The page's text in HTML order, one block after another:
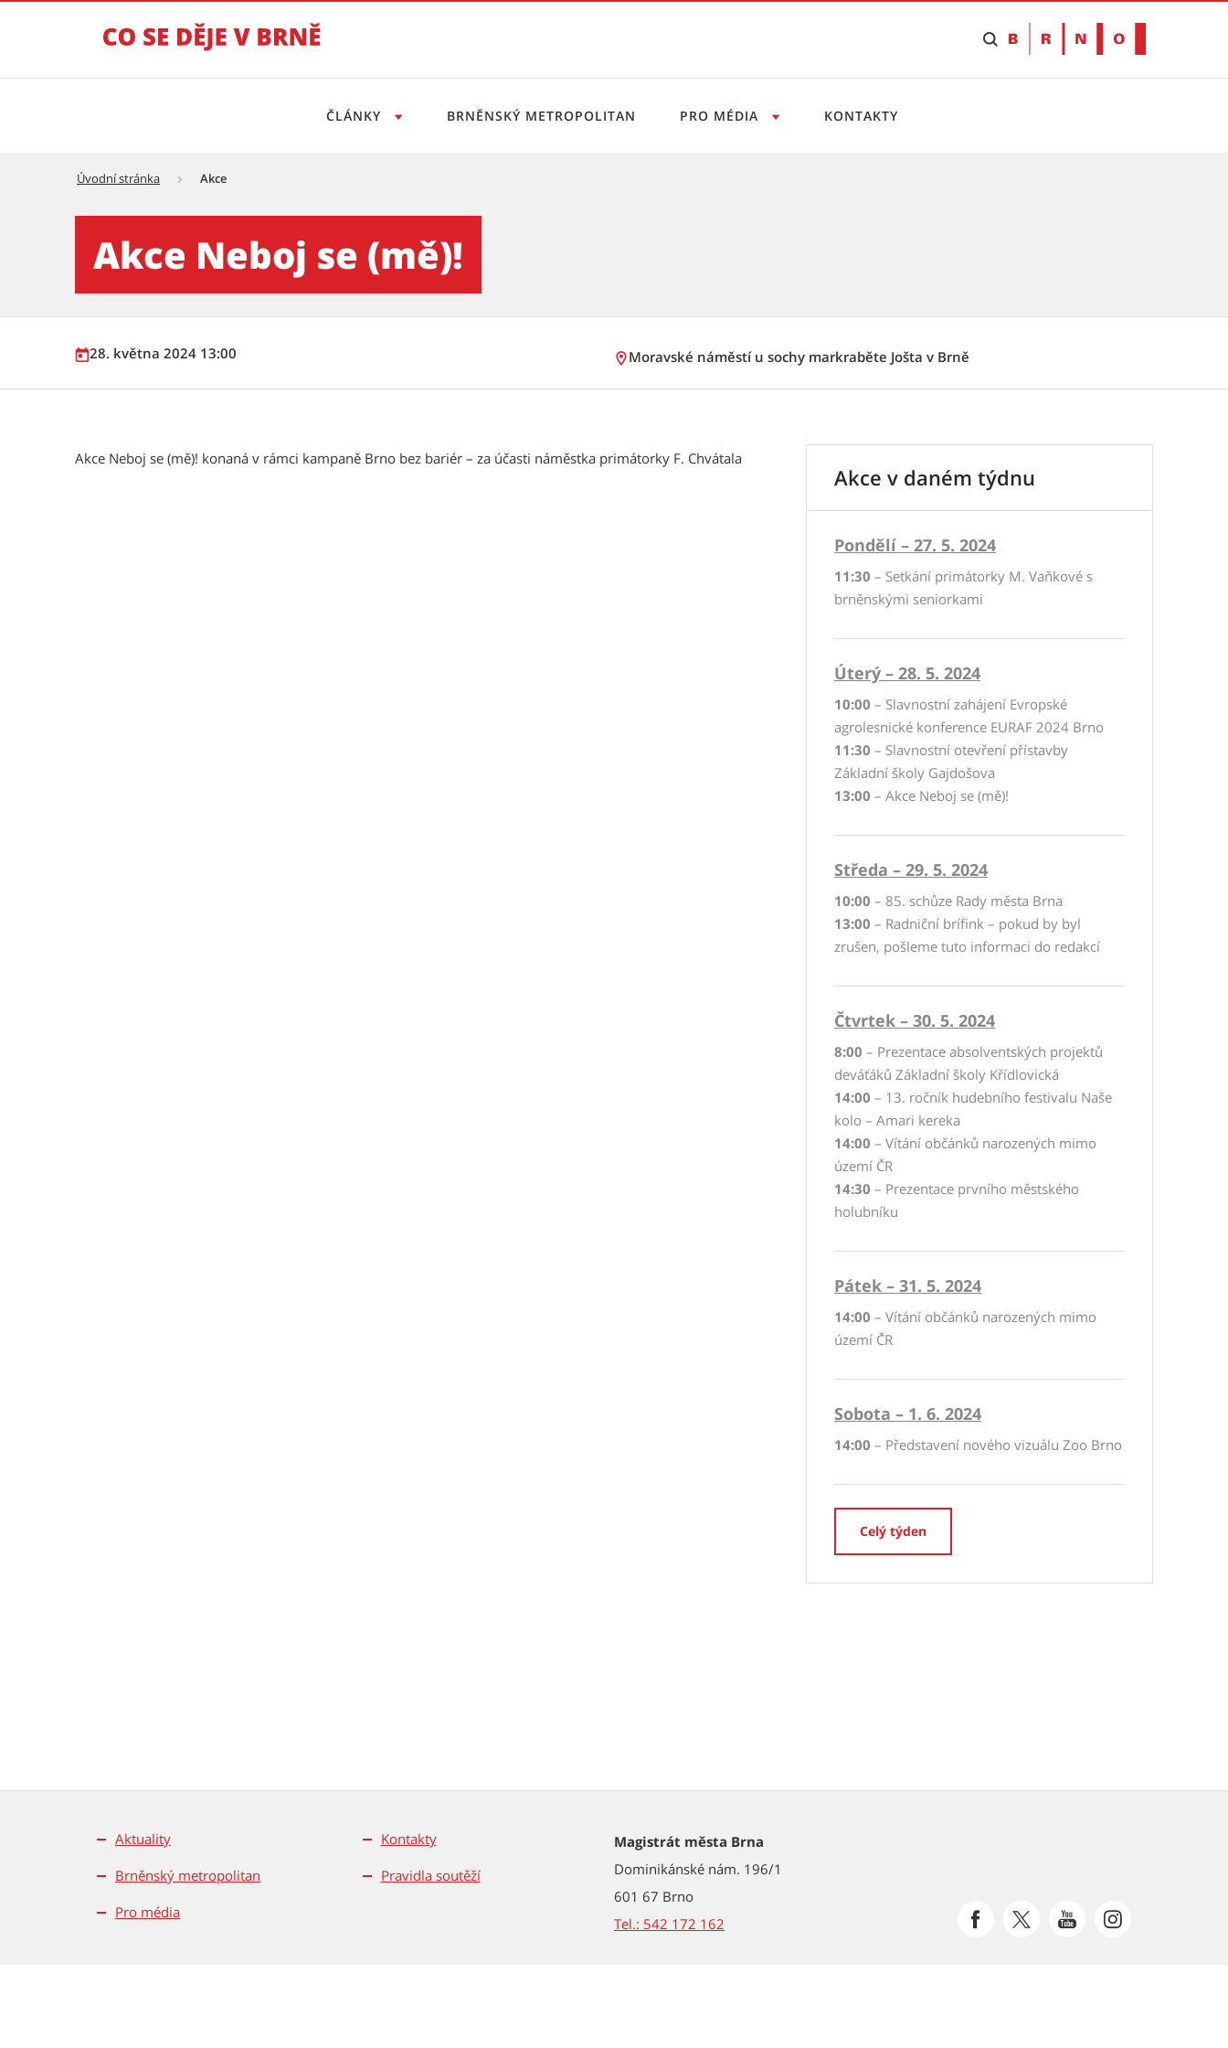
Akce Neboj se (mě)! - Tiskový servis
ČLÁNKY BRNĚNSKÝ METROPOLITAN PRO MÉDIA KONTAKTY
Úvodní stránka Akce
Akce Neboj se (mě)!
28. května 2024 13:00 Moravské náměstí u sochy markraběte Jošta v Brně
Akce Neboj se (mě)! konaná v rámci kampaně Brno bez bariér – za účasti náměstka primátorky F. Chvátala
Akce v daném týdnu
Pondělí – 27. 5. 2024
11:30 – Setkání primátorky M. Vaňkové s
brněnskými seniorkami
Úterý – 28. 5. 2024
10:00 – Slavnostní zahájení Evropské
agrolesnické konference EURAF 2024 Brno
11:30 – Slavnostní otevření přístavby
Základní školy Gajdošova
13:00 – Akce Neboj se (mě)!
Středa – 29. 5. 2024
10:00 – 85. schůze Rady města Brna
13:00 – Radniční brífink – pokud by byl
zrušen, pošleme tuto informaci do redakcí
Čtvrtek – 30. 5. 2024
8:00 – Prezentace absolventských projektů
deváťáků Základní školy Křídlovická
14:00 – 13. ročník hudebního festivalu Naše
kolo – Amari kereka
14:00 – Vítání občánků narozených mimo
území ČR
14:30 – Prezentace prvního městského
holubníku
Pátek – 31. 5. 2024
14:00 – Vítání občánků narozených mimo
území ČR
Sobota – 1. 6. 2024
14:00 – Představení nového vizuálu Zoo Brno
Celý týden
Aktuality
Brněnský metropolitan
Pro média
Kontakty
Pravidla soutěží
Magistrát města Brna
Dominikánské nám. 196/1
601 67 Brno
Tel.: 542 172 162